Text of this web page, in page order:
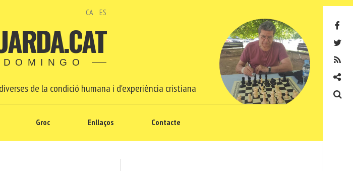
CA ES
de la condició humana i d'experiència cristiana
Groc Enllaços Contacte
Contacte